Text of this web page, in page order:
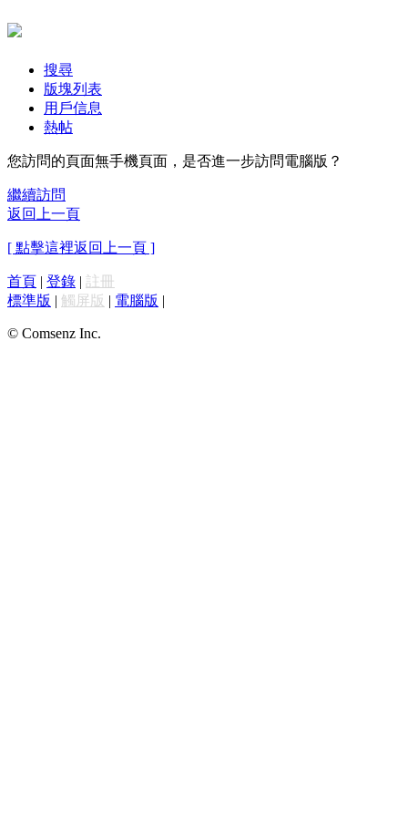
搜尋
版塊列表
用戶信息
熱帖
您訪問的頁面無手機頁面，是否進一步訪問電腦版？
繼續訪問
返回上一頁
[ 點擊這裡返回上一頁 ]
首頁 | 登錄 | 註冊
標準版 | 觸屏版 | 電腦版 |
© Comsenz Inc.